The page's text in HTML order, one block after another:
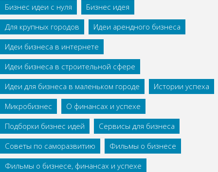
Бизнес идеи с нуля
Бизнес идея
Для крупных городов
Идеи арендного бизнеса
Идеи бизнеса в интернете
Идеи бизнеса в строительной сфере
Идеи для бизнеса в маленьком городе
Истории успеха
Микробизнес
О финансах и успехе
Подборки бизнес идей
Сервисы для бизнеса
Советы по саморазвитию
Фильмы о бизнесе
Фильмы о бизнесе, финансах и успехе